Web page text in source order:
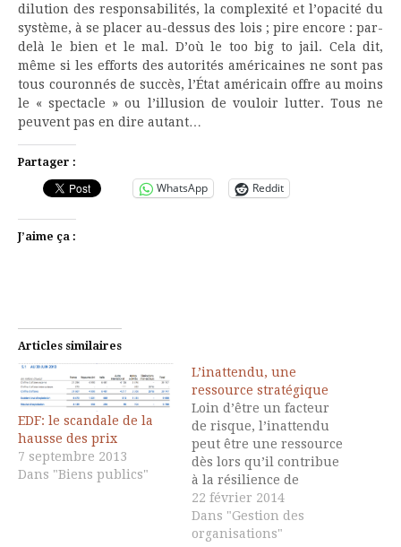
dilution des responsabilités, la complexité et l’opacité du
système, à se placer au-dessus des lois ; pire encore : par-
delà le bien et le mal. D’où le too big to jail. Cela dit,
même si les efforts des autorités américaines ne sont pas
tous couronnés de succès, l’État américain offre au moins
le « spectacle » ou l’illusion de vouloir lutter. Tous ne
peuvent pas en dire autant…
Partager :
WhatsApp Reddit
J’aime ça :
Articles similaires
EDF: le scandale de la
hausse des prix
7 septembre 2013
Dans "Biens publics"
L’inattendu, une
ressource stratégique
Loin d’être un facteur
de risque, l’inattendu
peut être une ressource
dès lors qu’il contribue
à la résilience de
l’organisation.
L’inattendu est un
accroissement brutal de
22 février 2014
Dans "Gestion des
organisations"